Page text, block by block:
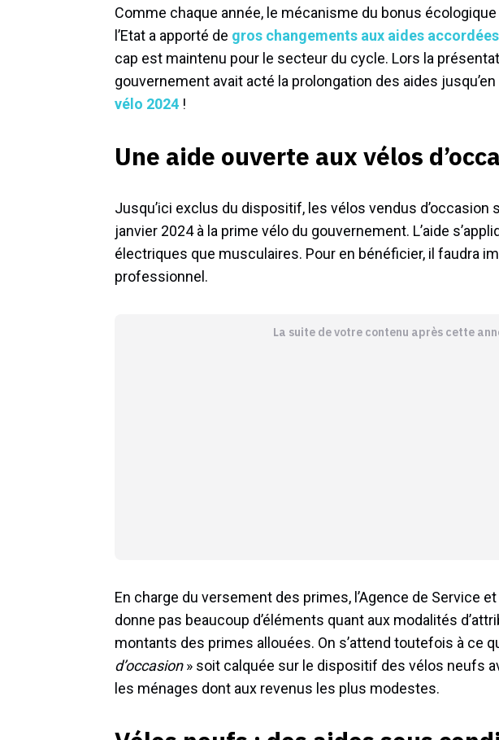
Comme chaque année, le mécanisme du bonus écologique
l’Etat a apporté de gros changements aux aides
cap est maintenu pour le secteur du cycle. Lors la
gouvernement avait acté la prolongation des aides
vélo 2024 !
Une aide ouverte aux vélos
Jusqu’ici exclus du dispositif, les vélos vendus d’occasion
janvier 2024 à la prime vélo du gouvernement. L’aide
électriques que musculaires. Pour en bénéficier, il faudra
professionnel.
La suite de votre contenu après cette
En charge du versement des primes, l’Agence de Service
donne pas beaucoup d’éléments quant aux modalités
montants des primes allouées. On s’attend toutefois à ce
d’occasion» soit calquée sur le dispositif des vélos neufs
les ménages dont aux revenus les plus modestes.